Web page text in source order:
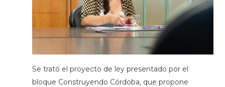
Se trató el proyecto de ley presentado por el
bloque Construyendo Córdoba, que propone